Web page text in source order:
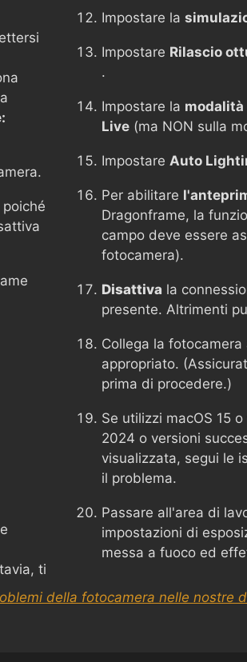
poiché
e
ti
Impostare la
Impostare Rilascio
.
Impostare la modalità
Live (ma NON sulla
Impostare Auto
Per abilitare
Dragonframe, la
campo deve essere
fotocamera).
Disattiva la
presente. Altrimenti
Collega la
appropriato.
prima di procedere.)
Se utilizzi macOS 15
2024 o versioni
visualizzata, segui le
il problema.
Passare all'area di
impostazioni di
messa a fuoco ed
della fotocamera nelle nostre